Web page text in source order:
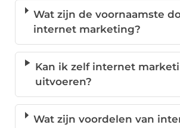
Wat zijn de voornaamste
internet marketing?
Kan ik zelf internet
uitvoeren?
Wat zijn voordelen van